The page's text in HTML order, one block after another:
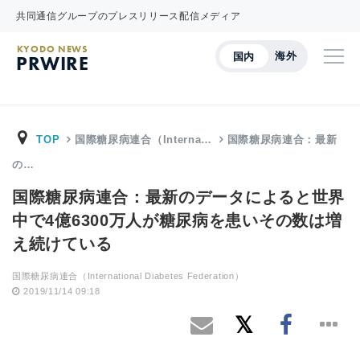
共同通信グループのプレスリリース配信メディア
国内 海外
KYODO NEWS
PRWIRE
TOP 国際糖尿病連合（Interna… 国際糖尿病連合：最新
の…
国際糖尿病連合：最新のデータによると世界
中で4億6300万人が糖尿病を患いその数は増
え続けている
国際糖尿病連合（International Diabetes Federation）
2019/11/14 09:18